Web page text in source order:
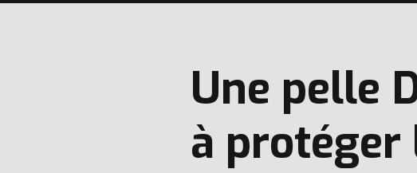
Une pelle
à protéger